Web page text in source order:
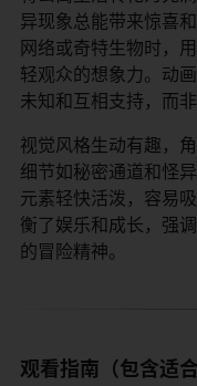
异现象总能带来惊喜
网络或奇特生物时，
轻观众的想象力。动
未知和互相支持，而非
视觉风格生动有趣，
细节如秘密通道和怪
元素轻快活泼，容易
衡了娱乐和成长，强
的冒险精神。
观看指南（包含适